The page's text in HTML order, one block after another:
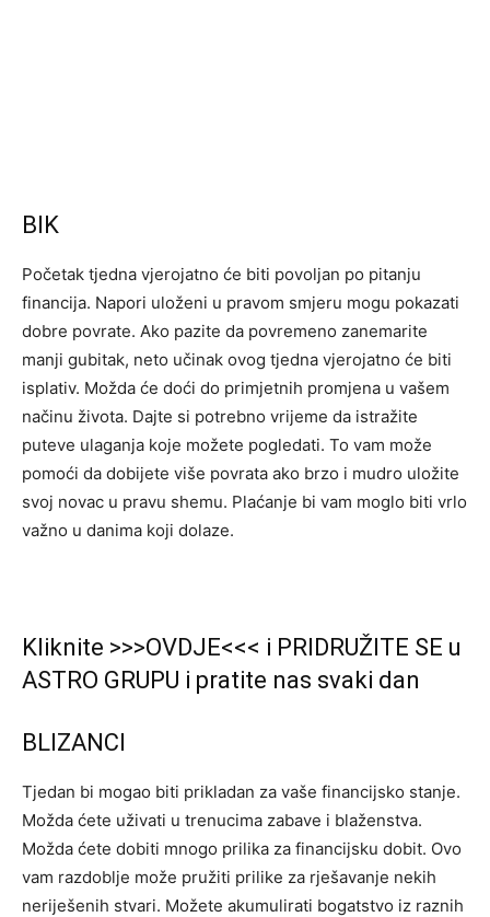
BIK
Početak tjedna vjerojatno će biti povoljan po pitanju
financija. Napori uloženi u pravom smjeru mogu pokazati
dobre povrate. Ako pazite da povremeno zanemarite
manji gubitak, neto učinak ovog tjedna vjerojatno će biti
isplativ. Možda će doći do primjetnih promjena u vašem
načinu života. Dajte si potrebno vrijeme da istražite
puteve ulaganja koje možete pogledati. To vam može
pomoći da dobijete više povrata ako brzo i mudro uložite
svoj novac u pravu shemu. Plaćanje bi vam moglo biti vrlo
važno u danima koji dolaze.
Kliknite >>>OVDJE<<< i PRIDRUŽITE SE u
ASTRO GRUPU i pratite nas svaki dan
BLIZANCI
Tjedan bi mogao biti prikladan za vaše financijsko stanje.
Možda ćete uživati ​​u trenucima zabave i blaženstva.
Možda ćete dobiti mnogo prilika za financijsku dobit. Ovo
vam razdoblje može pružiti prilike za rješavanje nekih
neriješenih stvari. Možete akumulirati bogatstvo iz raznih